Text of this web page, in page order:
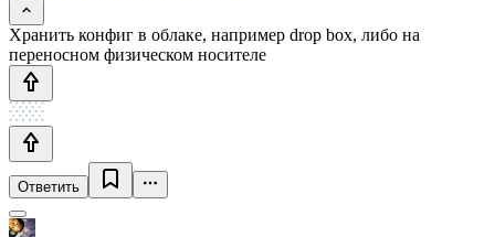
Хранить конфиг в облаке, например drop box, либо на
переносном физическом носителе
Ответить